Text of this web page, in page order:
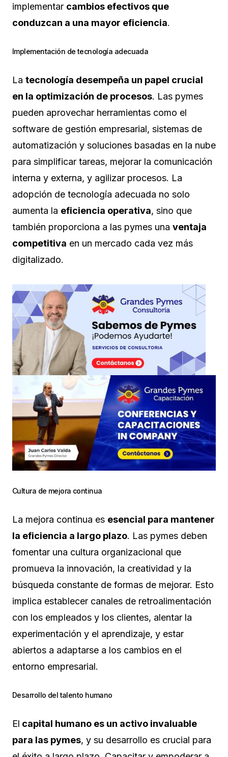
implementar cambios efectivos que
conduzcan a una mayor eficiencia.
Implementación de tecnología adecuada
La tecnología desempeña un papel crucial
en la optimización de procesos. Las pymes
pueden aprovechar herramientas como el
software de gestión empresarial, sistemas de
automatización y soluciones basadas en la nube
para simplificar tareas, mejorar la comunicación
interna y externa, y agilizar procesos. La
adopción de tecnología adecuada no solo
aumenta la eficiencia operativa, sino que
también proporciona a las pymes una ventaja
competitiva en un mercado cada vez más
digitalizado.
Cultura de mejora continua
La mejora continua es esencial para mantener
la eficiencia a largo plazo. Las pymes deben
fomentar una cultura organizacional que
promueva la innovación, la creatividad y la
búsqueda constante de formas de mejorar. Esto
implica establecer canales de retroalimentación
con los empleados y los clientes, alentar la
experimentación y el aprendizaje, y estar
abiertos a adaptarse a los cambios en el
entorno empresarial.
Desarrollo del talento humano
El capital humano es un activo invaluable
para las pymes, y su desarrollo es crucial para